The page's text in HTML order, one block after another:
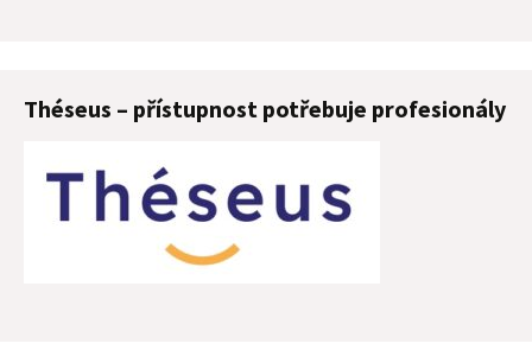
Théseus – přístupnost potřebuje profesionály